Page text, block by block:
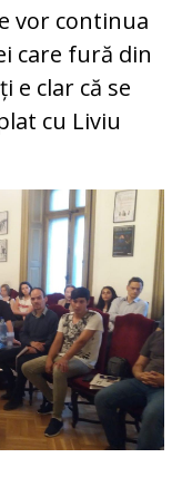
vor continua
care fură din
e clar că se
cu Liviu